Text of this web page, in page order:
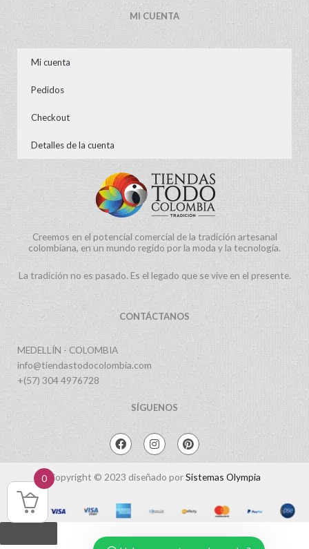
MI CUENTA
Mi cuenta
Pedidos
Checkout
Detalles de la cuenta
Creemos en el potencial comercial de la tradición artesanal
colombiana, en un mundo regido por la moda y la tecnología.
La tradición no es pasado. Es el legado que se vive en el presente.
CONTÁCTANOS
MEDELLÍN - COLOMBIA
info@tiendastodocolombia.com
+(57) 304 4976728
SÍGUENOS
F
a
c
b
o
k
I
n
s
a
a
P
i
n
e
s
Copyright © 2023 diseñado porSistemas Olympia
0